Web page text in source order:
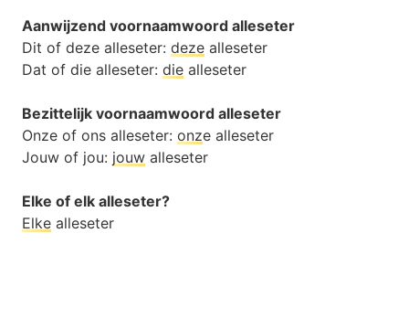
Aanwijzend voornaamwoord alleseter
Dit of deze alleseter: deze alleseter
Dat of die alleseter: die alleseter
Bezittelijk voornaamwoord alleseter
Onze of ons alleseter: onze alleseter
Jouw of jou: jouw alleseter
Elke of elk alleseter?
Elke alleseter